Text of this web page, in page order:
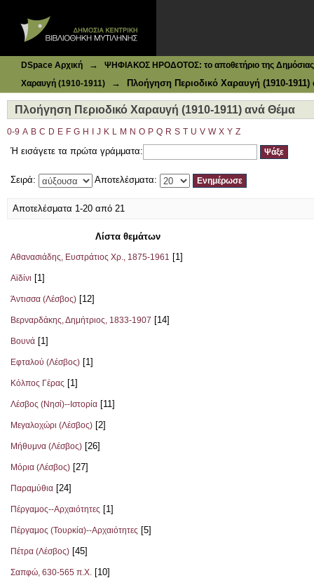
DSpace Αρχική →
ΨΗΦΙΑΚΟΣ ΗΡΟΔΟΤΟΣ: το αποθετήριο της Δημόσιας
Χαραυγή (1910-1911)
→ Πλοήγηση Περιοδικό Χαραυγή (1910-
Πλοήγηση Περιοδικό Χαραυγή (1910-1911) ανά Θέμα
0-9 A B C D E F G H J K L M N O P Q R S T U V W X Y Z
Ή εισάγετε τα πρώτα γράμματα:
Σειρά: Αποτελέσματα:
Αποτελέσματα 1-20 από 21
Λίστα θεμάτων
Αθανασιάδης, Ευστράτιος Χρ., 1875-1961 [1]
Αϊδίνι [1]
Άντισσα (Λέσβος) [12]
Βερναρδάκης, Δημήτριος, 1833-1907 [14]
Βουνά [1]
Εφταλού (Λέσβος) [1]
Κόλπος Γέρας [1]
Λέσβος (Νησί)--Ιστορία [11]
Μεγαλοχώρι (Λέσβος) [2]
Μήθυμνα (Λέσβος) [26]
Μόρια (Λέσβος) [27]
Παραμύθια [24]
Πέργαμος--Αρχαιότητες [1]
Πέργαμος (Τουρκία)--Αρχαιότητες [5]
Πέτρα (Λέσβος) [45]
Σαπφώ, 630-565 π.Χ. [10]